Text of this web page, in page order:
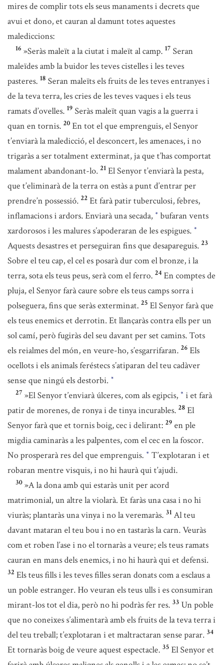
mires de complir tots els seus manaments i decrets que
avui et dono, et cauran al damunt totes aquestes
malediccions:
16 »Seràs maleït a la ciutat i maleït al camp. 17 Seran
maleïdes amb la buidor les teves cistelles i les teves
pasteres. 18 Seran maleïts els fruits de les teves entranyes i
de la teva terra, les cries de les teves vaques i els teus
ramats d’ovelles. 19 Seràs maleït quan vagis a la guerra i
quan en tornis. 20 En tot el que emprenguis, el Senyor
t’enviarà la maledicció, el desconcert, les amenaces, i no
trigaràs a ser totalment exterminat, ja que t’has comportat
malament abandonant-lo. 21 El Senyor t’enviarà la pesta,
que t’eliminarà de la terra on estàs a punt d’entrar per
prendre’n possessió. 22 Et farà patir tuberculosi, febres,
inflamacions i ardors. Enviarà una secada, * bufaran vents
xardorosos i les malures s’apoderaran de les espigues. *
Aquests desastres et perseguiran fins que desapareguis. 23
Sobre el teu cap, el cel es posarà dur com el bronze, i la
terra, sota els teus peus, serà com el ferro. 24 En comptes de
pluja, el Senyor farà caure sobre els teus camps sorra i
polseguera, fins que seràs exterminat. 25 El Senyor farà que
els teus enemics et derrotin. Et llançaràs contra ells per un
sol camí, però fugiràs del seu davant per set camins. Tots
els reialmes del món, en veure-ho, s’esgarrifaran. 26 Els
ocellots i els animals feréstecs s’atiparan del teu cadàver
sense que ningú els destorbi. *
27 »El Senyor t’enviarà úlceres, com als egipcis, * i et farà
patir de morenes, de ronya i de tinya incurables. 28 El
Senyor farà que et tornis boig, cec i delirant: 29 en ple
migdia caminaràs a les palpentes, com el cec en la foscor.
No prosperarà res del que emprenguis. * T’explotaran i et
robaran mentre visquis, i no hi haurà qui t’ajudi.
30 »A la dona amb qui estaràs unit per acord
matrimonial, un altre la violarà. Et faràs una casa i no hi
viuràs; plantaràs una vinya i no la veremaràs. 31 Al teu
davant mataran el teu bou i no en tastaràs la carn. Veuràs
com et roben l’ase i no el tornaràs a veure; els teus ramats
cauran en mans dels enemics, i no hi haurà qui et defensi.
32 Els teus fills i les teves filles seran donats com a esclaus a
un poble estranger. Ho veuran els teus ulls i es consumiran
mirant-los tot el dia, però no hi podràs fer res. 33 Un poble
que no coneixes s’alimentarà amb els fruits de la teva terra i
del teu treball; t’explotaran i et maltractaran sense parar. 34
Et tornaràs boig de veure aquest espectacle. 35 El Senyor et